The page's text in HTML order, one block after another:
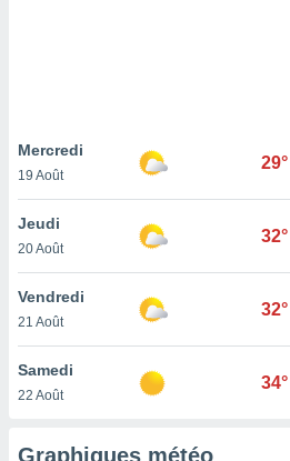
notre
que
et que
Mercredi
19 Août
29°
Jeudi
20 Août
32°
Vendredi
21 Août
32°
Samedi
22 Août
34°
Graphiques météo